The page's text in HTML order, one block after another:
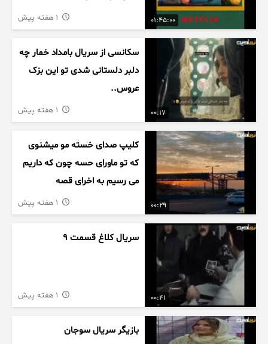
01:45:00
00:17
سکانسی از سریال بامداد خمار چه
دلبر دلستانی شدی تو این بزک
عروس..
00:29
کلیپ صدای خسته مو میشنوی
که تو ماورای حسه چون که داریم
می رسیم به اخرای قصه
00:41
سریال کلاغ قسمت 9
بازیگر سریال سوجان